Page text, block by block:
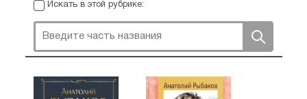
Искать в этой рубрике: